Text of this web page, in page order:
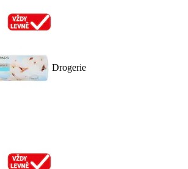
Drogerie